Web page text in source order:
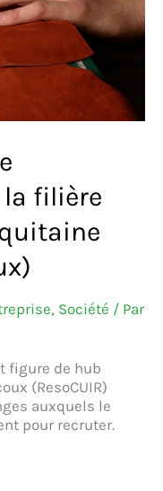
filière
, Société / Par
figure de hub
(ResoCUIR)
auxquels le
pour recruter.